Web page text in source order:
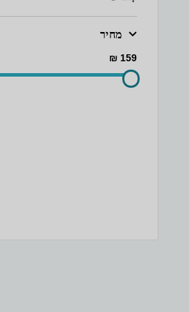
מחיר
159 ₪